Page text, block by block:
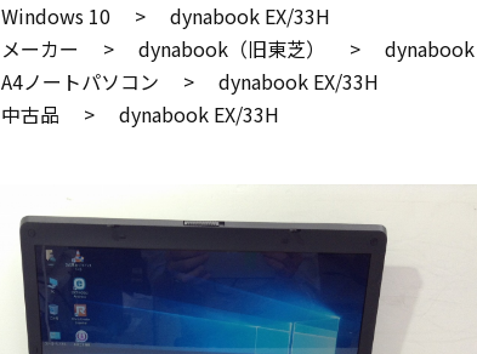
Windows 10 >
dynabook EX/33H
メーカー > dynabook（旧東芝） >
dynabook
A4ノートパソコン >
dynabook EX/33H
中古品 > dynabook EX/33H